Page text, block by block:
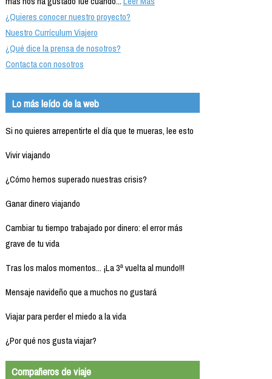
¿Quieres conocer nuestro proyecto?
Nuestro Currículum Viajero
¿Qué dice la prensa de nosotros?
Contacta con nosotros
Lo más leído de la web
Si no quieres arrepentirte el día que te mueras, lee esto
Vivir viajando
¿Cómo hemos superado nuestras crisis?
Ganar dinero viajando
Cambiar tu tiempo trabajado por dinero: el error más
grave de tu vida
Tras los malos momentos... ¡La 3ª vuelta al mundo!!!
Mensaje navideño que a muchos no gustará
Viajar para perder el miedo a la vida
¿Por qué nos gusta viajar?
Compañeros de viaje